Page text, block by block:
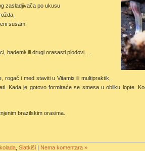
zasladjivača po ukusu
susam
bademi/ ili drugi orasasti plodovi….
rogač i med staviti u Vitamix ili multipraktik,
Kada je gotovo formiraće se smesa u obliku lopte.
brazilskim orasima.
Slatkiši | Nema komentara »